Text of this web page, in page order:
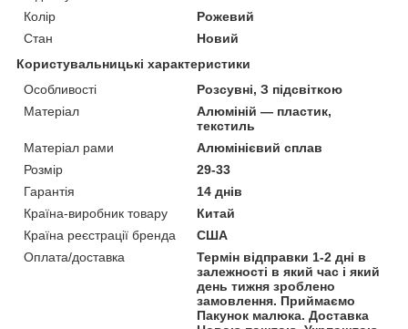
Колір
Рожевий
Стан
Новий
Користувальницькі характеристики
Особливості
Розсувні, З підсвіткою
Матеріал
Алюміній — пластик,
текстиль
Матеріал рами
Алюмінієвий сплав
Розмір
29-33
Гарантія
14 днів
Країна-виробник товару
Китай
Країна реєстрації бренда
США
Оплата/доставка
Термін відправки 1-2 дні в
залежності в який час і який
день тижня зроблено
замовлення. Приймаємо
Пакунок малюка. Доставка